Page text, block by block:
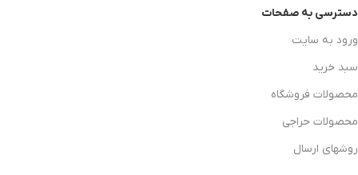
دسترسی به صفحات
ورود به سایت
سبد خرید
محصولات فروشگاه
محصولات حراجی
روشهای ارسال